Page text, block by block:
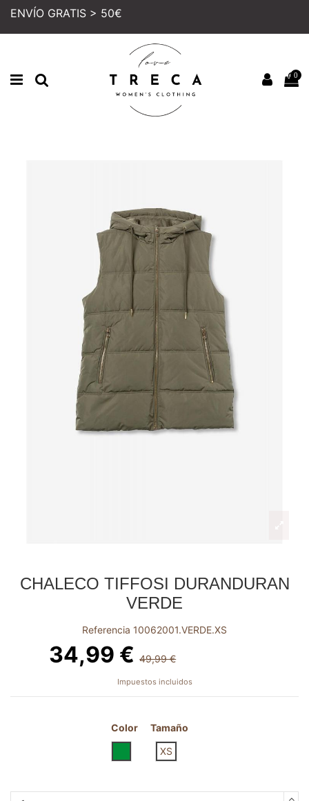
ENVÍO GRATIS > 50€
0
CHALECO TIFFOSI DURANDURAN
VERDE
Referencia 10062001.VERDE.XS
34,99 € 49,99 €
Impuestos incluidos
Color
Tamaño
XS